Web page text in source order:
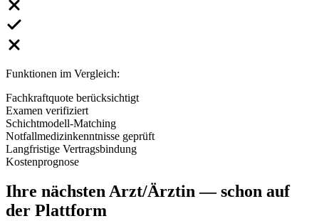
Funktionen im Vergleich:
Fachkraftquote berücksichtigt
Examen verifiziert
Schichtmodell-Matching
Notfallmedizinkenntnisse geprüft
Langfristige Vertragsbindung
Kostenprognose
Ihre nächstenArzt/Ärztin— schon auf
der Plattform